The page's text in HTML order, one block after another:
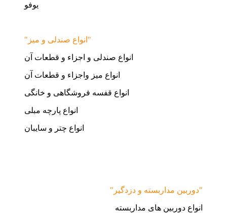
یوفو
"انواع صندلی و میز"
انواع صندلی و اجزاء و قطعات آن
انواع میز واجزاء و قطعات آن
انواع قفسه فروشگاهی و خانگی
انواع پارچه مبلی
انواع چتر و سایبان
"دوربین مداربسته و دزدگیر"
انواع دوربین های مداربسته